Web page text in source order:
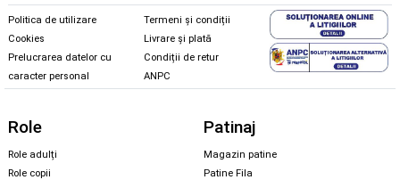
Politica de utilizare
Cookies
Prelucrarea datelor cu
caracter personal
Termeni și condiții
Livrare și plată
Condiții de retur
ANPC
Role
Role adulți
Role copii
Patinaj
Magazin patine
Patine Fila